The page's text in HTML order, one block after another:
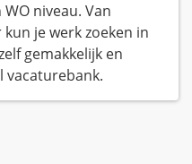
WO niveau. Van
je werk zoeken in
gemakkelijk en
vacaturebank.